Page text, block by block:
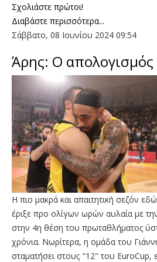
Σχολιάστε πρώτοι!
Διαβάστε περισσότερα...
Σάββατο, 08 Ιουνίου 2024 09:54
Άρης: Ο απολογισμός
Η πιο μακρά και απαιτητική σεζόν
έριξε προ ολίγων ωρών αυλαία με
στην 4η θέση του πρωταθλήματος
χρόνια. Νωρίτερα, η ομάδα του
σταματήσει στους "12" του EuroCup,